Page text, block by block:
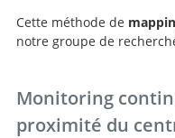
Cette méthode de
notre groupe de
Monitoring
proximité du